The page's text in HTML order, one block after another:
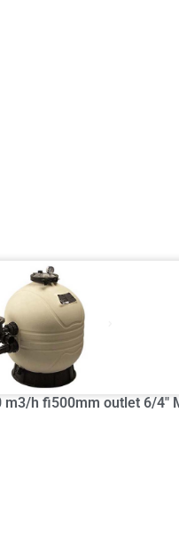
m3/h fi500mm outlet 6/4"